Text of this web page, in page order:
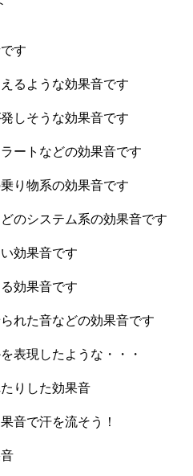
す
るような効果音です
しそうな効果音です
ートなどの効果音です
り物系の効果音です
のシステム系の効果音です
効果音です
効果音です
れた音などの効果音です
表現したような・・・
りした効果音
音で汗を流そう！